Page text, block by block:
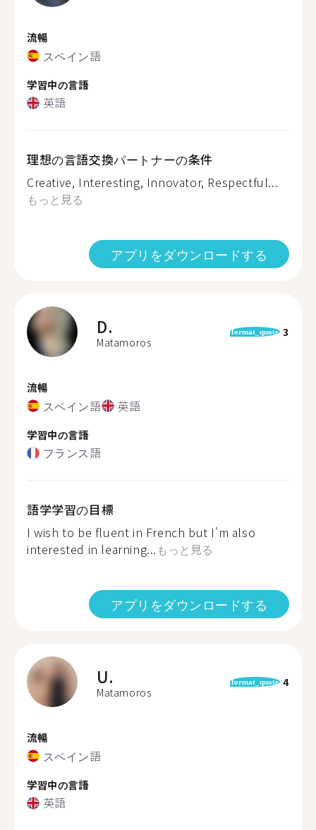
流暢
スペイン語
学習中の言語
英語
理想の言語交換パートナーの条件
Creative, Interesting, Innovator, Respectful...
もっと見る
アプリをダウンロードする
D.
Matamoros
format_quote 3
流暢
スペイン語 英語
学習中の言語
フランス語
語学学習の目標
I wish to be fluent in French but I'm also
interested in learning... もっと見る
アプリをダウンロードする
U.
Matamoros
format_quote 4
流暢
スペイン語
学習中の言語
英語